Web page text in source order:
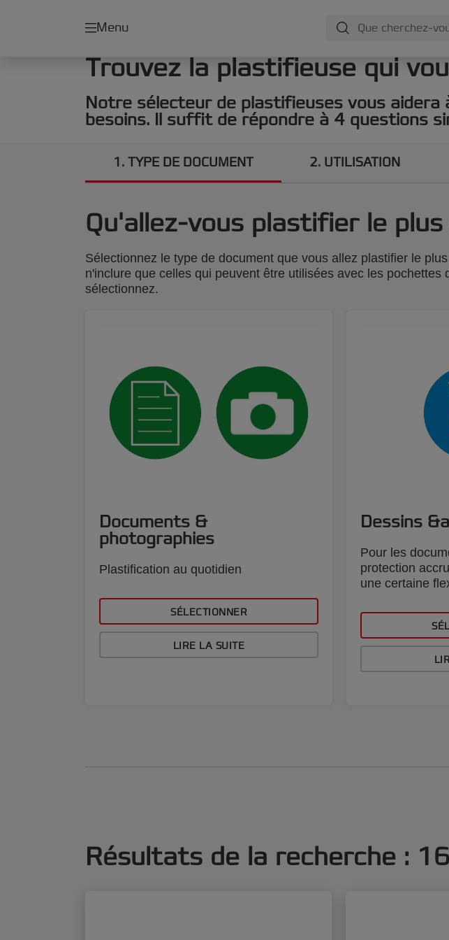
Menu
Trouvez la plastifieuse qui
Notre sélecteur de plastifieuses vous
besoins. Il suffit de répondre à 4 questions
1 TYPE DE DOCUMENT 2 UTILISATION
Qu'allez-vous plastifier le
Sélectionnez le type de document que vous allez plastifier le
n'inclure que celles qui peuvent être utilisées avec les
sélectionnez.
Documents &
photographies
Plastification au quotidien
SÉLECTIONNER
LIRE LA SUITE
Dessins
Pour les
protection
une certaine
Résultats de la recherche : 16